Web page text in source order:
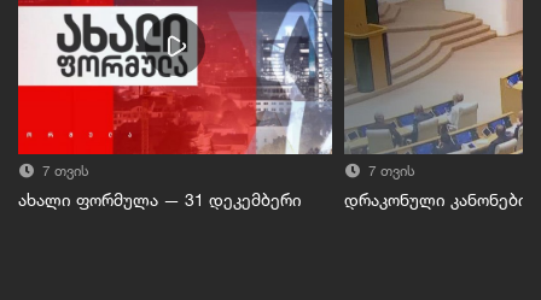
7 თვის
ახალი ფორმულა — 31 დეკემბერი
7 თვის
დრაკონული